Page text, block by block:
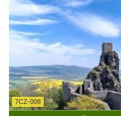
7CZ-008